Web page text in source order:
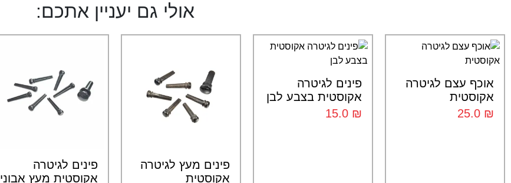
אולי גם יעניין אתכם:
אוכף עצם לגיטרה
אקוסטית
₪
פינים לגיטרה
אקוסטית בצבע לבן
₪
פינים מעץ לגיטרה
אקוסטית
פינים לגיטרה
אקוסטית מעץ אבוני